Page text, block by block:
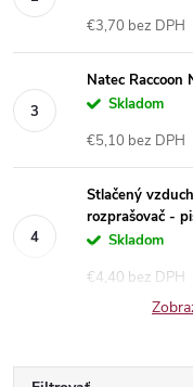
€3,70 bez DPH
Natec
Skladom
€5,10 bez DPH
Stlačený
rozprašovač -
Skladom
€4,40 bez DPH